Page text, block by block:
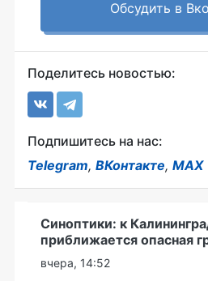
Обсудить в
Поделитесь новостью:
Подпишитесь на нас:
Telegram, ВКонтакте, MAX
Синоптики: к
приближается опасная
вчера, 14:52